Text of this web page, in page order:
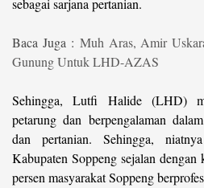
sebagai sarjana pertanian.
Baca Juga : Muh Aras, Amir
Gunung Untuk LHD-AZAS
Sehingga, Lutfi Halide (LHD)
petarung dan berpengalaman
dan pertanian. Sehingga,
Kabupaten Soppeng sejalan
persen masyarakat Soppeng